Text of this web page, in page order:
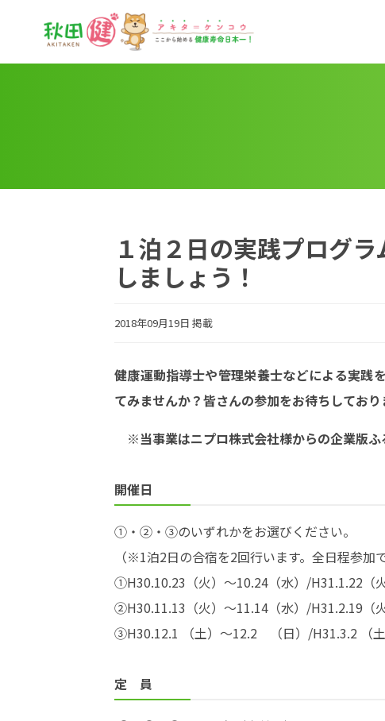
１泊２日の実践プログ
しましょう！
2018年09月19日 掲載
健康運動指導士や管理栄養士などによる実践
てみませんか？皆さんの参加をお待ちしており
※当事業はニプロ株式会社様からの企業版ふ
開催日
①・②・③のいずれかをお選びください。
（※1泊2日の合宿を2回行います。全日程参加
①H30.10.23（火）～10.24（水）/H31.1.22（火
②H30.11.13（火）～11.14（水）/H31.2.19（火
③H30.12.1 （土）～12.2 （日）/H31.3.2 （土
定 員